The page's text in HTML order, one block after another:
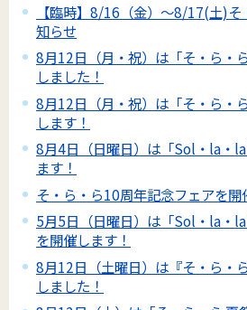
【臨時】8/16（金）～8/17(土)
知らせ
8月12日（月・祝）は「そ・ら・
しました！
8月12日（月・祝）は「そ・ら・
します！
8月4日（日曜日）は「Sol・la・
ます！
そ・ら・ら10周年記念フェアを開
5月5日（日曜日）は「Sol・la・la
を開催します！
8月12日（土曜日）は『そ・ら・
しました！